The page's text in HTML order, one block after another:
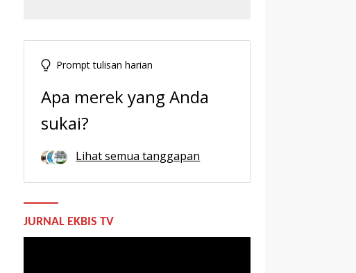
Prompt tulisan harian
Apa merek yang Anda
sukai?
Lihat semua tanggapan
JURNAL EKBIS TV